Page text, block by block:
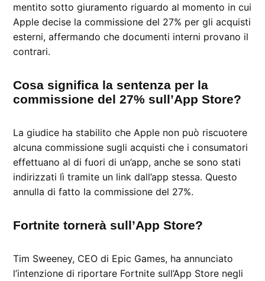
mentito sotto giuramento riguardo al momento in cui
Apple decise la commissione del 27% per gli acquisti
esterni, affermando che documenti interni provano il
contrari.
Cosa significa la sentenza per la
commissione del 27% sull’App Store?
La giudice ha stabilito che Apple non può riscuotere
alcuna commissione sugli acquisti che i consumatori
effettuano al di fuori di un’app, anche se sono stati
indirizzati lì tramite un link dall’app stessa. Questo
annulla di fatto la commissione del 27%.
Fortnite tornerà sull’App Store?
Tim Sweeney, CEO di Epic Games, ha annunciato
l’intenzione di riportare Fortnite sull’App Store negli